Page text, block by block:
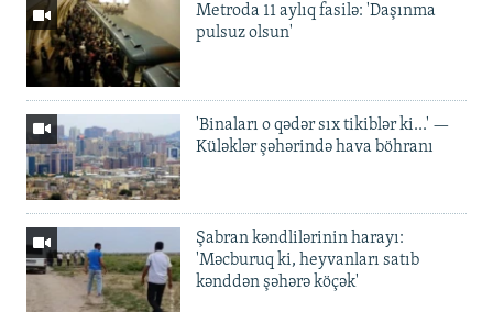
Metroda 11 aylıq fasilə: 'Daşınma
pulsuz olsun'
'Binaları o qədər sıx tikiblər ki...' —
Küləklər şəhərində hava böhranı
Şabran kəndlilərinin harayı:
'Məcburuq ki, heyvanları satıb
kənddən şəhərə köçək'